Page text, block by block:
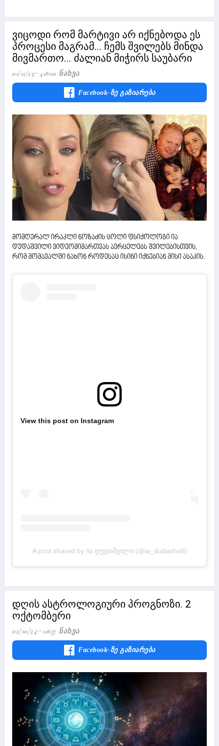
ვიცოდი რომ მარტივი არ იქნებოდა ეს
პროცესი მაგრამ... ჩემს შვილებს მინდა
მივმართო... ძალიან მიჭირს საუბარი
01/11/23 41800 Ნახვა
Facebook-Ზე Გაზიარება
მომღერალ ირაკლი ნოზაძის ცოლი ფსიქოლოგი ია
დუდაშვილი ვიდეომიმართვას ავრცელებს შვილებისთვის,
რომ მომავალში ნახონ როდესაც ისინი იქნებიან მისი ასაკის.
View this post on Instagram
A post shared by ია დუდაშვილი (@ia_dudashvili)
დღის ასტროლოგიური პროგნოზი. 2
ოქტომბერი
02/10/24 11637 Ნახვა
Facebook-Ზე Გაზიარება